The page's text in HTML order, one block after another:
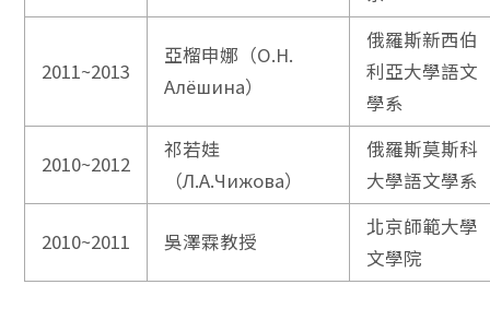
2011~2013
亞榴申娜（О.Н.
Алёшина）
俄羅斯新西伯
利亞大學語文
學系
2010~2012
祁若娃
（Л.А.Чижова）
俄羅斯莫斯科
大學語文學系
2010~2011 吳澤霖教授
北京師範大學
文學院